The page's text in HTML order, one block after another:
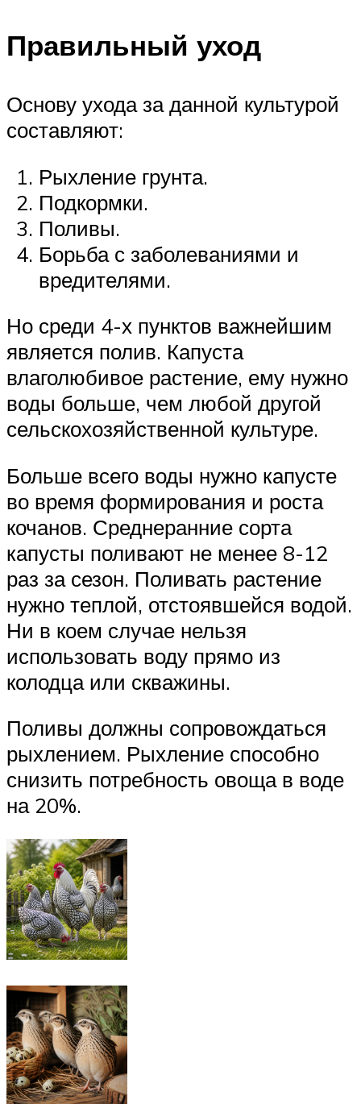
Правильный уход
Основу ухода за данной культурой
составляют:
Рыхление грунта.
Подкормки.
Поливы.
Борьба с заболеваниями и
вредителями.
Но среди 4-х пунктов важнейшим
является полив. Капуста
влаголюбивое растение, ему нужно
воды больше, чем любой другой
сельскохозяйственной культуре.
Больше всего воды нужно капусте
во время формирования и роста
кочанов. Среднеранние сорта
капусты поливают не менее 8-12
раз за сезон. Поливать растение
нужно теплой, отстоявшейся водой.
Ни в коем случае нельзя
использовать воду прямо из
колодца или скважины.
Поливы должны сопровождаться
рыхлением. Рыхление способно
снизить потребность овоща в воде
на 20%.